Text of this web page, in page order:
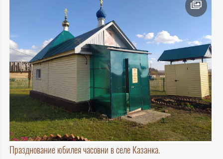
Празднование юбилея часовни в селе Казанка.